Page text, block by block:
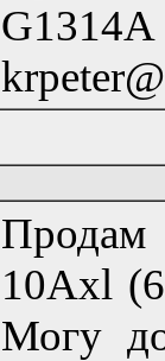
Продам
10Axl
Могу